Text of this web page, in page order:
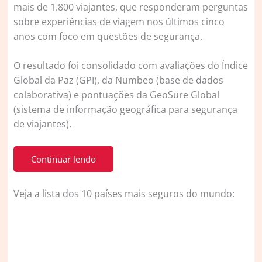
mais de 1.800 viajantes, que responderam perguntas
sobre experiências de viagem nos últimos cinco
anos com foco em questões de segurança.
O resultado foi consolidado com avaliações do Índice
Global da Paz (GPI), da Numbeo (base de dados
colaborativa) e pontuações da GeoSure Global
(sistema de informação geográfica para segurança
de viajantes).
Continuar lendo
Veja a lista dos 10 países mais seguros do mundo: